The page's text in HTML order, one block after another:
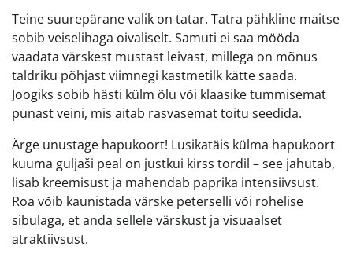
Teine suurepärane valik on tatar. Tatra pähkline maitse
sobib veiselihaga oivaliselt. Samuti ei saa mööda
vaadata värskest mustast leivast, millega on mõnus
taldriku põhjast viimnegi kastmetilk kätte saada.
Joogiks sobib hästi külm õlu või klaasike tummisemat
punast veini, mis aitab rasvasemat toitu seedida.
Ärge unustage hapukoort! Lusikatäis külma hapukoort
kuuma guljaši peal on justkui kirss tordil – see jahutab,
lisab kreemisust ja mahendab paprika intensiivsust.
Roa võib kaunistada värske peterselli või rohelise
sibulaga, et anda sellele värskust ja visuaalset
atraktiivsust.